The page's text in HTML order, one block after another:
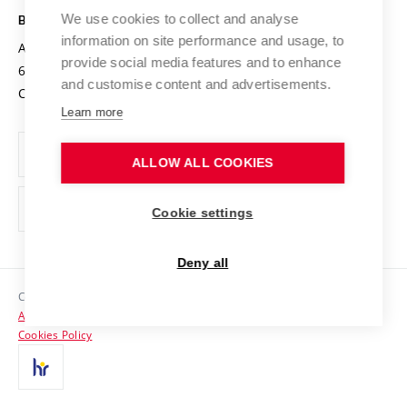
Projects
Projects from Structural Funds
Specific University Research
Organization Structure
Official notice board
Personal Data Protection
Support and development of employees and students
Contacts
Media
BRNO UNIVERSITY OF TECHNOLOGY
Antonínská 548/1
602 00 Brno
Czech Republic
www.vut.cz
vut@vutbr.cz
Copyright © 2026 VUT
Accessibility Statement
Cookies Policy
We use cookies to collect and analyse
information on site performance and usage, to
provide social media features and to enhance
and customise content and advertisements.
Learn more
ALLOW ALL COOKIES
Cookie settings
Deny all